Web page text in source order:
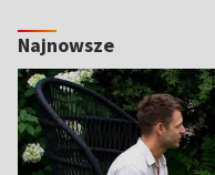
Najnowsze